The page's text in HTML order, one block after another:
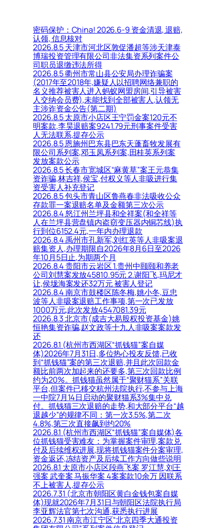
密码保护：China! 2026.6-9 资金清退, 退赔,
认领, 信息核对
2026.8.5 天津市河北区敦促潘超等涉天津泰
博瑞投资管理有限公司非法集资系列案件公
司职员退缴违法所得
2026.8.5 衢州市常山县公安局办理诈骗案
(2017年至2018年,嫌疑人以招聘网络兼职的
名义推荐被害人进入蚂蚁网盟房间,引导被害
人交纳会员费),未能找到全部被害人,认领无
主涉诈资金公告(第二期)
2026.8.5 太原市小店区王宁罚金案120元不
明案款,李昊退赔案9241.79元刑事案件受害
人无法联系,提存公示
2026.8.5 恩施州巴东县巴东天蓬畜牧发展有
限公司系列案,邓玉凤系列案,田桂英系列案
发放案款公示
2026.8.5 长春市宽城区“麻黄草”案王元恭集
资诈骗,林吉祥,侯宝,付权义等人非吸进行集
资受害人补充登记
2026.8.5 包头市青山区鲁燕春非法吸收公众
存款罪一案退赔名单及金额第三次公示
2026.8.4 怒江州兰坪县和全祥案(和全祥等
人在兰坪县营盘镇内盗窃变压器内铜芯线)执
行到位6152.4元,一年内办理退款
2026.8.4 禹州市孔新军,刘红英等人非吸案退
赔集资人,办理期限自2026年8月6日至2026
年10月5日止,为期两个月
2026.8.4 贵阳市云岩区 1.贵州中颐颐和养老
公司刘慧案发放45810.95元 2.谢阳飞,玛尼才
让,侯垅海案发还32万元 被害人登记
2026.8.4 南京市鼓楼区陈冬梅,姚小冬,豆忠
波等人非吸案退赔工作事项,第一次已发放
1000万元,此次发放4547081.39元
2026.8.3 北京市(成吉大易股权投资基金)姚
恒艳集资诈骗,赵文政等十九人非吸案案款发
还
2026.8.1 (杭州市西湖区“抓钱猫”案自媒
体)2026年7月31日,多位热心投友反馈,已收
到“抓钱猫”案的第三次退赔,并且此次回款金
额比前两次加起来的还要多,第三次回款比例
约为20%。抓钱猫虽然属于“聚财猫系”关联
平台,但案件已移交杭州法院执行,不参与上海
一中院7月14日启动的聚财猫系3%集中兑
付。抓钱猫三次退赔的走势,和大部分平台“越
退越少”的规律不同：第一次3.5%,第二次
4.8%,第三次直接飙到约20%
2026.8.1 (杭州市西湖区“抓钱猫”案自媒体)各
位抓钱猫受害难友：为掌握案件审理,案款兑
付及后续维权进展,现将抓钱猫案件分案审理,
资金返还,冻结资产及后续工作方向做些说明
2026.8.1 太原市小店区段燕飞案 罗江慧,刘王
强案 武奎案 马振华案 4案案款10余万 因联系
不上被害人,提存公示
2026.7.31 (北京市朝阳区黄白金钱包案自媒
体)现就2026年7月31日与朝阳区法院执行局
李亚辉法官第七次沟通,获悉执行进展
2026.7.31 南京市江宁区“北京四季大通投资